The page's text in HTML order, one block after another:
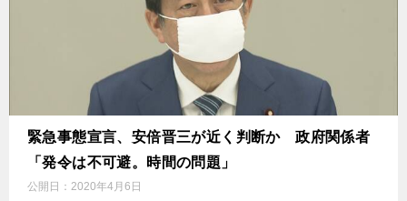
緊急事態宣言、安倍晋三が近く判断か 政府関係者
「発令は不可避。時間の問題」
公開日： 2020年4月6日